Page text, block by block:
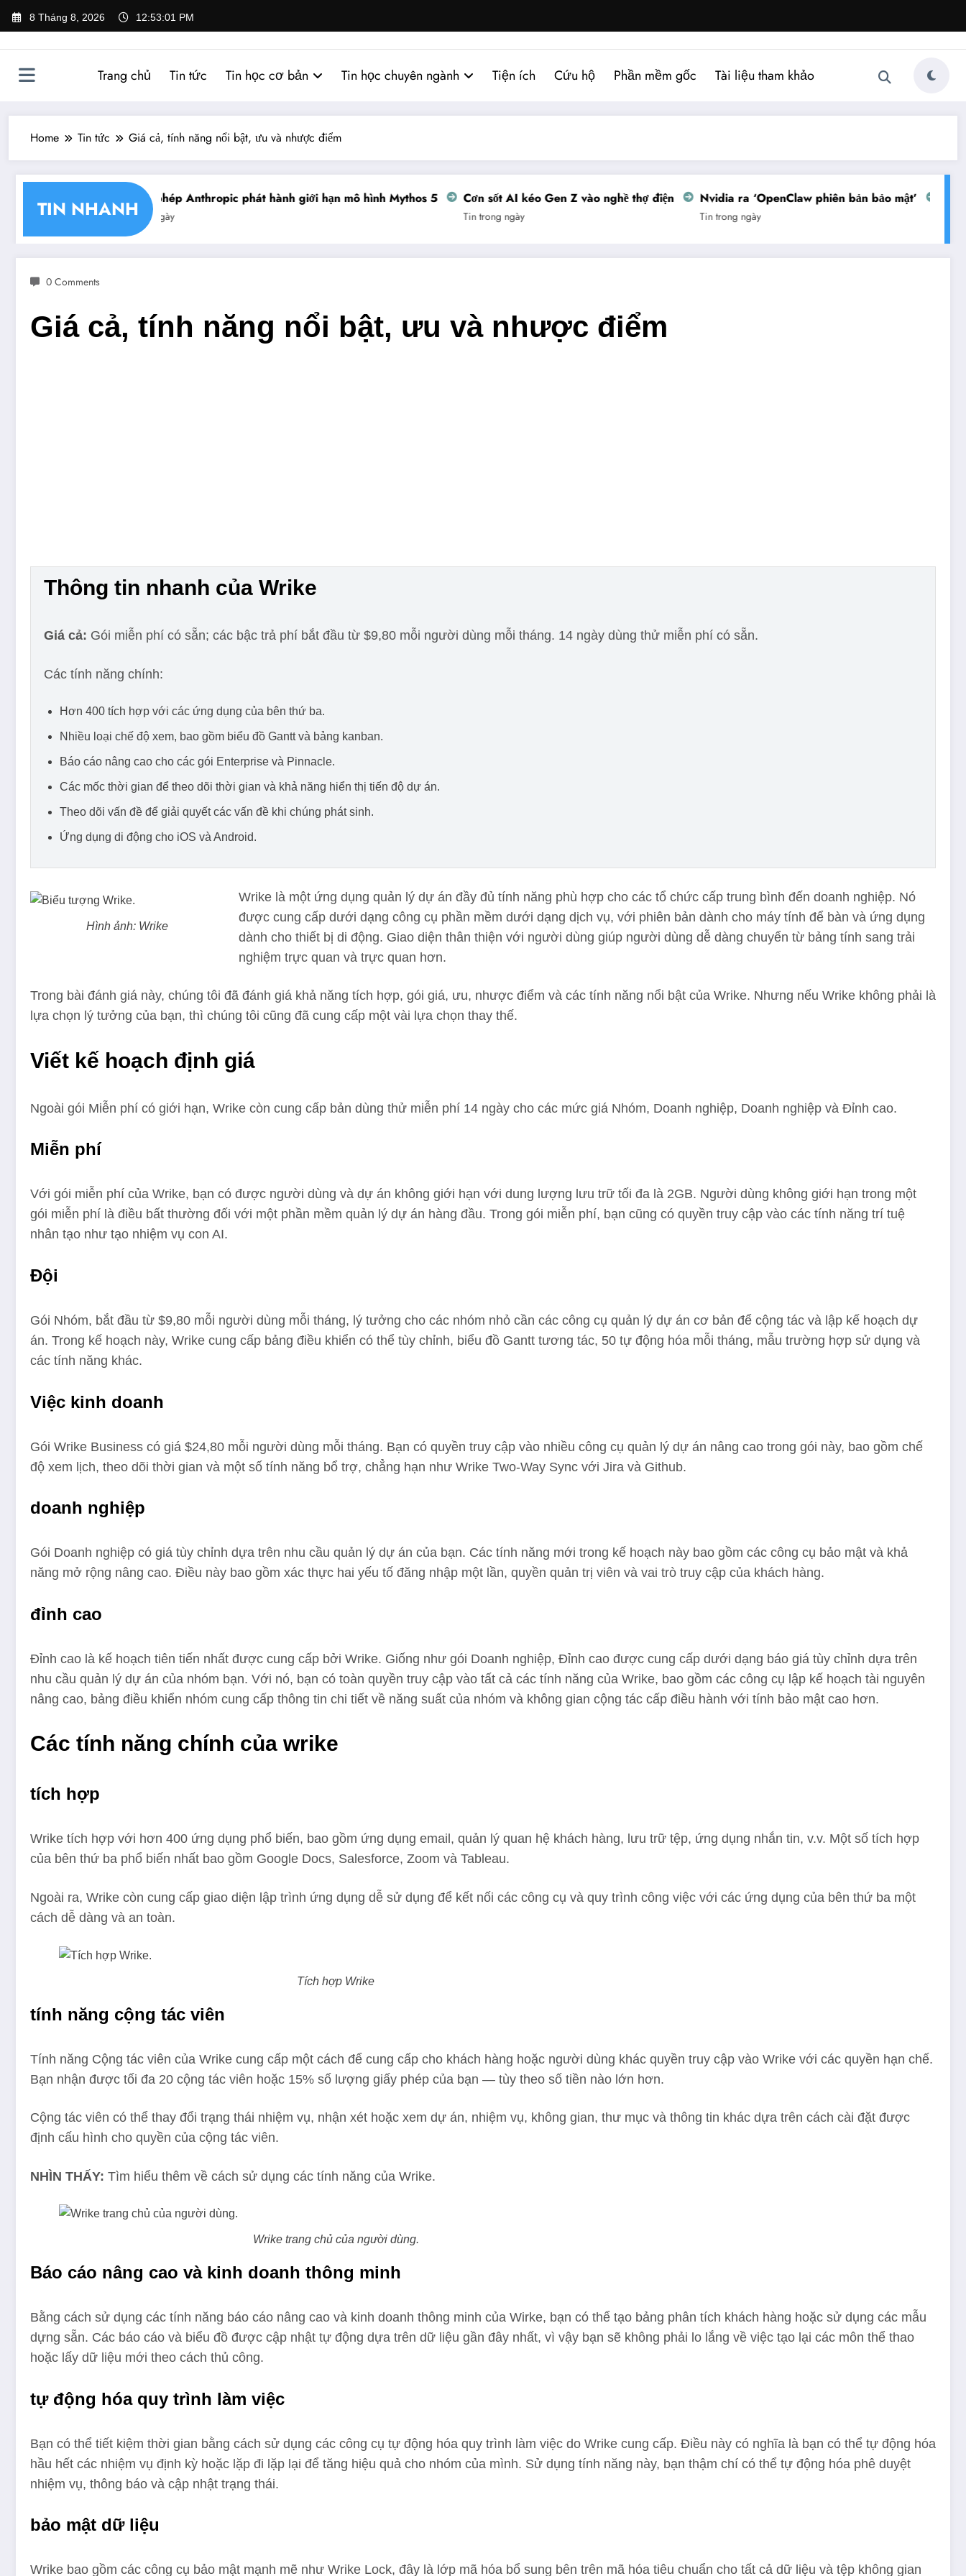
8 Tháng 8, 2026 12:53:01 PM
Trang chủ Tin tức Tin học cơ bản Tin học chuyên ngành Tiện ích Cứu hộ Phần mềm gốc Tài liệu tham khảo
Home Tin tức Giá cả, tính năng nổi bật, ưu và nhược điểm
TIN NHANH
chữ ký số Mỹ cho phép Anthropic phát hành giới hạn mô hình Mythos 5
Tin trong ngày
Cơn sốt AI kéo Gen Z vào nghề thợ điện
Tin trong ngày
Nvidia ra ‘OpenClaw phiên bản bảo mật’
Tin trong ngày
Việt
0 Comments
Giá cả, tính năng nổi bật, ưu và nhược điểm
Thông tin nhanh của Wrike
Giá cả: Gói miễn phí có sẵn; các bậc trả phí bắt đầu từ $9,80 mỗi người dùng mỗi tháng. 14 ngày dùng thử miễn phí có sẵn.
Các tính năng chính:
Hơn 400 tích hợp với các ứng dụng của bên thứ ba.
Nhiều loại chế độ xem, bao gồm biểu đồ Gantt và bảng kanban.
Báo cáo nâng cao cho các gói Enterprise và Pinnacle.
Các mốc thời gian để theo dõi thời gian và khả năng hiển thị tiến độ dự án.
Theo dõi vấn đề để giải quyết các vấn đề khi chúng phát sinh.
Ứng dụng di động cho iOS và Android.
Hình ảnh: Wrike
Wrike là một ứng dụng quản lý dự án đầy đủ tính năng phù hợp cho các tổ chức cấp trung bình đến doanh nghiệp. Nó
được cung cấp dưới dạng công cụ phần mềm dưới dạng dịch vụ, với phiên bản dành cho máy tính để bàn và ứng dụng
dành cho thiết bị di động. Giao diện thân thiện với người dùng giúp người dùng dễ dàng chuyển từ bảng tính sang trải
nghiệm trực quan và trực quan hơn.
Trong bài đánh giá này, chúng tôi đã đánh giá khả năng tích hợp, gói giá, ưu, nhược điểm và các tính năng nổi bật của Wrike. Nhưng nếu Wrike không phải là
lựa chọn lý tưởng của bạn, thì chúng tôi cũng đã cung cấp một vài lựa chọn thay thế.
Viết kế hoạch định giá
Ngoài gói Miễn phí có giới hạn, Wrike còn cung cấp bản dùng thử miễn phí 14 ngày cho các mức giá Nhóm, Doanh nghiệp, Doanh nghiệp và Đỉnh cao.
Miễn phí
Với gói miễn phí của Wrike, bạn có được người dùng và dự án không giới hạn với dung lượng lưu trữ tối đa là 2GB. Người dùng không giới hạn trong một
gói miễn phí là điều bất thường đối với một phần mềm quản lý dự án hàng đầu. Trong gói miễn phí, bạn cũng có quyền truy cập vào các tính năng trí tuệ
nhân tạo như tạo nhiệm vụ con AI.
Đội
Gói Nhóm, bắt đầu từ $9,80 mỗi người dùng mỗi tháng, lý tưởng cho các nhóm nhỏ cần các công cụ quản lý dự án cơ bản để cộng tác và lập kế hoạch dự
án. Trong kế hoạch này, Wrike cung cấp bảng điều khiển có thể tùy chỉnh, biểu đồ Gantt tương tác, 50 tự động hóa mỗi tháng, mẫu trường hợp sử dụng và
các tính năng khác.
Việc kinh doanh
Gói Wrike Business có giá $24,80 mỗi người dùng mỗi tháng. Bạn có quyền truy cập vào nhiều công cụ quản lý dự án nâng cao trong gói này, bao gồm chế
độ xem lịch, theo dõi thời gian và một số tính năng bổ trợ, chẳng hạn như Wrike Two-Way Sync với Jira và Github.
doanh nghiệp
Gói Doanh nghiệp có giá tùy chỉnh dựa trên nhu cầu quản lý dự án của bạn. Các tính năng mới trong kế hoạch này bao gồm các công cụ bảo mật và khả
năng mở rộng nâng cao. Điều này bao gồm xác thực hai yếu tố đăng nhập một lần, quyền quản trị viên và vai trò truy cập của khách hàng.
đỉnh cao
Đỉnh cao là kế hoạch tiên tiến nhất được cung cấp bởi Wrike. Giống như gói Doanh nghiệp, Đỉnh cao được cung cấp dưới dạng báo giá tùy chỉnh dựa trên
nhu cầu quản lý dự án của nhóm bạn. Với nó, bạn có toàn quyền truy cập vào tất cả các tính năng của Wrike, bao gồm các công cụ lập kế hoạch tài nguyên
nâng cao, bảng điều khiển nhóm cung cấp thông tin chi tiết về năng suất của nhóm và không gian cộng tác cấp điều hành với tính bảo mật cao hơn.
Các tính năng chính của wrike
tích hợp
Wrike tích hợp với hơn 400 ứng dụng phổ biến, bao gồm ứng dụng email, quản lý quan hệ khách hàng, lưu trữ tệp, ứng dụng nhắn tin, v.v. Một số tích hợp
của bên thứ ba phổ biến nhất bao gồm Google Docs, Salesforce, Zoom và Tableau.
Ngoài ra, Wrike còn cung cấp giao diện lập trình ứng dụng dễ sử dụng để kết nối các công cụ và quy trình công việc với các ứng dụng của bên thứ ba một
cách dễ dàng và an toàn.
Tích hợp Wrike
tính năng cộng tác viên
Tính năng Cộng tác viên của Wrike cung cấp một cách để cung cấp cho khách hàng hoặc người dùng khác quyền truy cập vào Wrike với các quyền hạn chế.
Bạn nhận được tối đa 20 cộng tác viên hoặc 15% số lượng giấy phép của bạn — tùy theo số tiền nào lớn hơn.
Cộng tác viên có thể thay đổi trạng thái nhiệm vụ, nhận xét hoặc xem dự án, nhiệm vụ, không gian, thư mục và thông tin khác dựa trên cách cài đặt được
định cấu hình cho quyền của cộng tác viên.
NHÌN THẤY: Tìm hiểu thêm về cách sử dụng các tính năng của Wrike.
Wrike trang chủ của người dùng.
Báo cáo nâng cao và kinh doanh thông minh
Bằng cách sử dụng các tính năng báo cáo nâng cao và kinh doanh thông minh của Wirke, bạn có thể tạo bảng phân tích khách hàng hoặc sử dụng các mẫu
dựng sẵn. Các báo cáo và biểu đồ được cập nhật tự động dựa trên dữ liệu gần đây nhất, vì vậy bạn sẽ không phải lo lắng về việc tạo lại các môn thể thao
hoặc lấy dữ liệu mới theo cách thủ công.
tự động hóa quy trình làm việc
Bạn có thể tiết kiệm thời gian bằng cách sử dụng các công cụ tự động hóa quy trình làm việc do Wrike cung cấp. Điều này có nghĩa là bạn có thể tự động hóa
hầu hết các nhiệm vụ định kỳ hoặc lặp đi lặp lại để tăng hiệu quả cho nhóm của mình. Sử dụng tính năng này, bạn thậm chí có thể tự động hóa phê duyệt
nhiệm vụ, thông báo và cập nhật trạng thái.
bảo mật dữ liệu
Wrike bao gồm các công cụ bảo mật mạnh mẽ như Wrike Lock, đây là lớp mã hóa bổ sung bên trên mã hóa tiêu chuẩn cho tất cả dữ liệu và tệp không gian